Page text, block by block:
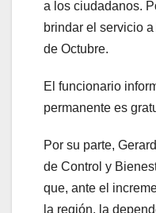
a los ciudadanos.
brindar el servicio
de Octubre.
El funcionario
permanente es
Por su parte,
de Control y
que, ante el
la región, la